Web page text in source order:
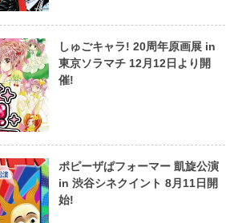
しゅごキャラ! 20周年原画展 in
東京ソラマチ 12月12日より開
催!
ポピーザぱフォーマー 凱旋公演
in 渋谷シネクイント 8月11日開
始!